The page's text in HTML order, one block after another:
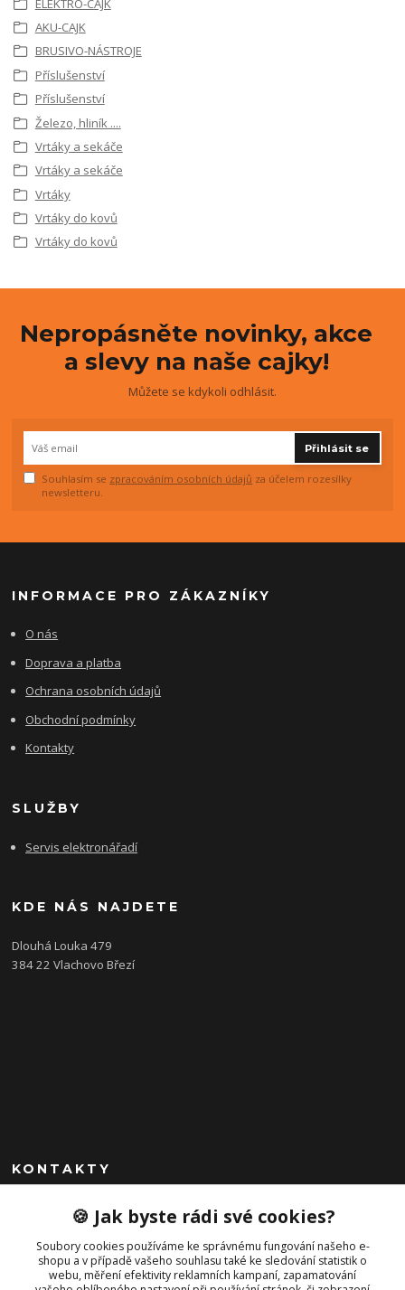
ELEKTRO-CAJK
AKU-CAJK
BRUSIVO-NÁSTROJE
Příslušenství
Příslušenství
Železo, hliník ....
Vrtáky a sekáče
Vrtáky a sekáče
Vrtáky
Vrtáky do kovů
Vrtáky do kovů
Nepropásněte novinky, akce
a slevy na naše cajky!
Můžete se kdykoli odhlásit.
Přihlásit se
Souhlasím se zpracováním osobních údajů za účelem rozesílky
newsletteru.
INFORMACE PRO ZÁKAZNÍKY
O nás
Doprava a platba
Ochrana osobních údajů
Obchodní podmínky
Kontakty
SLUŽBY
Servis elektronářadí
KDE NÁS NAJDETE
Dlouhá Louka 479
384 22 Vlachovo Březí
KONTAKTY
+420 792 757 523
obchod@cajkservis.cz
🍪 Jak byste rádi své cookies?
Soubory cookies používáme ke správnému fungování našeho e-
shopu a v případě vašeho souhlasu také ke sledování statistik o
webu, měření efektivity reklamních kampaní, zapamatování